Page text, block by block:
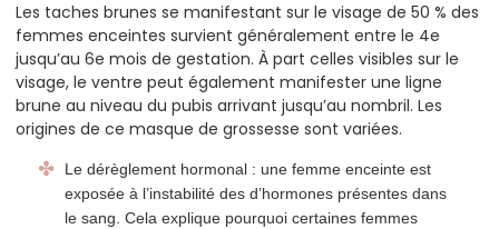
Les taches brunes se manifestant sur le visage de 50 % des
femmes enceintes survient généralement entre le 4e
jusqu’au 6e mois de gestation. À part celles visibles sur le
visage, le ventre peut également manifester une ligne
brune au niveau du pubis arrivant jusqu’au nombril. Les
origines de ce masque de grossesse sont variées.
Le dérèglement hormonal : une femme enceinte est
exposée à l’instabilité des d’hormones présentes dans
le sang. Cela explique pourquoi certaines femmes